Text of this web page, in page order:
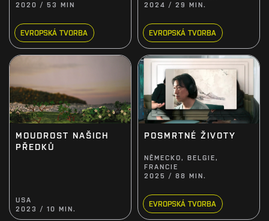
2020 / 53 MIN
EVROPSKÁ TVORBA
2024 / 29 MIN.
EVROPSKÁ TVORBA
MOUDROST NAŠICH
PŘEDKŮ
USA
2023 / 10 MIN.
POSMRTNÉ ŽIVOTY
NĚMECKO, BELGIE,
FRANCIE
2025 / 88 MIN.
EVROPSKÁ TVORBA